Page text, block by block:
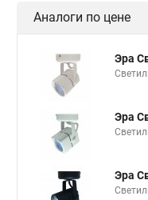
Аналоги по цене
Эра
Эра
Эра